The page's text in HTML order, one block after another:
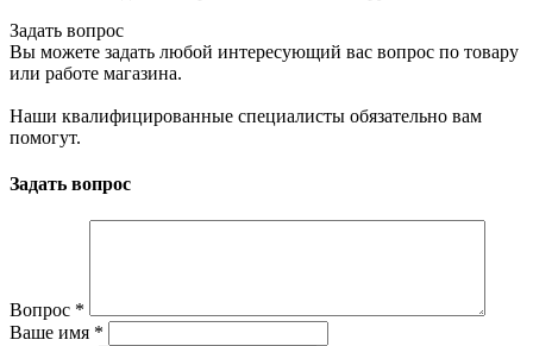
Задать вопрос
Вы можете задать любой интересующий вас вопрос по товару
или работе магазина.
Наши квалифицированные специалисты обязательно вам
помогут.
Задать вопрос
Вопрос *
Ваше имя *